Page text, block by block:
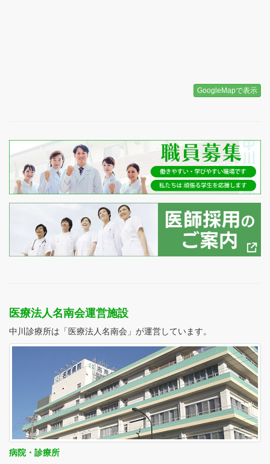
GoogleMapで表示
医療法人名南会運営施設
中川診療所は「医療法人名南会」が運営しています。
病院・診療所